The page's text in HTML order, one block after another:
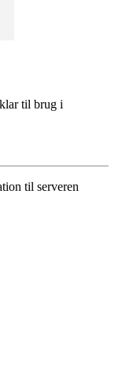
til brug i
til serveren